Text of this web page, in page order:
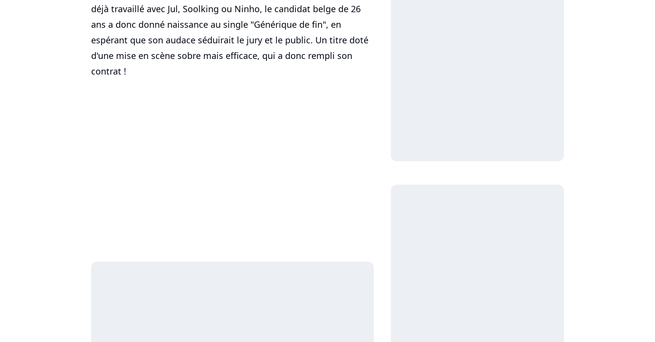
déjà travaillé avec Jul, Soolking ou Ninho, le candidat belge de 26
ans a donc donné naissance au single "Générique de fin", en
espérant que son audace séduirait le jury et le public. Un titre doté
d'une mise en scène sobre mais efficace, qui a donc rempli son
contrat !